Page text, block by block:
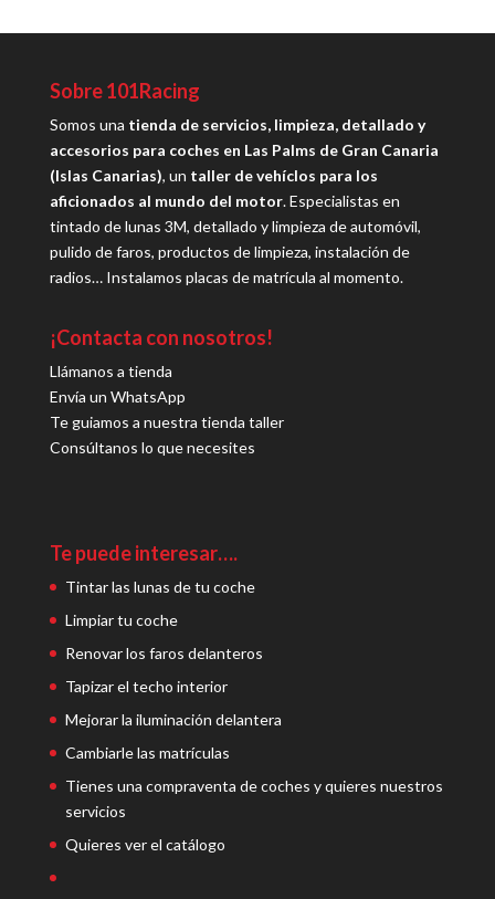
Sobre 101Racing
Somos una tienda de servicios, limpieza, detallado y
accesorios para coches en Las Palms de Gran Canaria
(Islas Canarias), un taller de vehíclos para los
aficionados al mundo del motor. Especialistas en
tintado de lunas 3M, detallado y limpieza de automóvil,
pulido de faros, productos de limpieza, instalación de
radios… Instalamos placas de matrícula al momento.
¡Contacta con nosotros!
Llámanos a tienda
Envía un WhatsApp
Te guiamos a nuestra tienda taller
Consúltanos lo que necesites
Te puede interesar….
Tintar las lunas de tu coche
Limpiar tu coche
Renovar los faros delanteros
Tapizar el techo interior
Mejorar la iluminación delantera
Cambiarle las matrículas
Tienes una compraventa de coches y quieres nuestros
servicios
Quieres ver el catálogo